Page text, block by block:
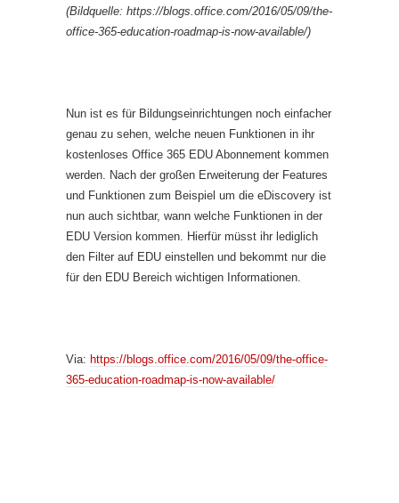
(Bildquelle: https://blogs.office.com/2016/05/09/the-
office-365-education-roadmap-is-now-available/)
Nun ist es für Bildungseinrichtungen noch einfacher
genau zu sehen, welche neuen Funktionen in ihr
kostenloses Office 365 EDU Abonnement kommen
werden. Nach der großen Erweiterung der Features
und Funktionen zum Beispiel um die eDiscovery ist
nun auch sichtbar, wann welche Funktionen in der
EDU Version kommen. Hierfür müsst ihr lediglich
den Filter auf EDU einstellen und bekommt nur die
für den EDU Bereich wichtigen Informationen.
Via: https://blogs.office.com/2016/05/09/the-office-
365-education-roadmap-is-now-available/